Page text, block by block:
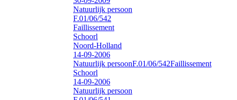
Natuurlijk persoon
F.01/06/542
Faillissement
Schoorl
Noord-Holland
14-09-2006
Natuurlijk persoonF.01/06/542Faillissement
Schoorl
14-09-2006
Natuurlijk persoon